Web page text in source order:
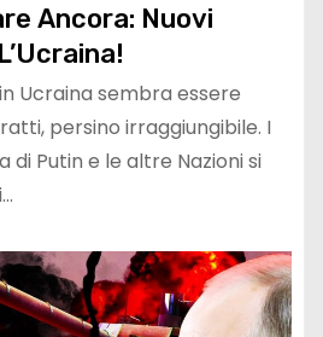
Ancora: Nuovi
Ucraina sembra essere
persino irraggiungibile. I
di Putin e le altre Nazioni si